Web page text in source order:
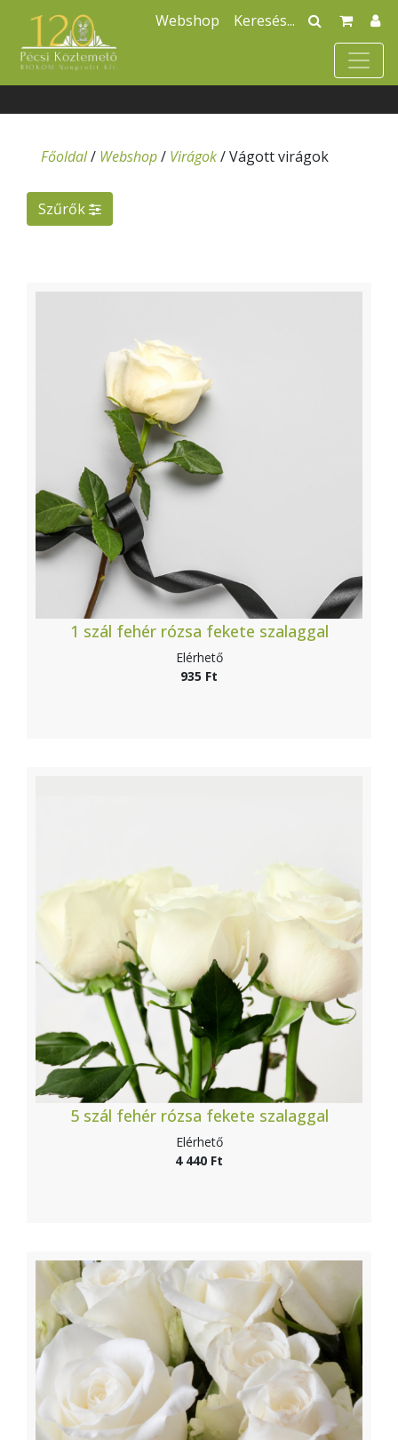
Webshop
Főoldal/ Webshop/ Virágok/Vágott virágok
Szűrők
1 szál fehér rózsa fekete szalaggal
Elérhető
935 Ft
5 szál fehér rózsa fekete szalaggal
Elérhető
4 440 Ft